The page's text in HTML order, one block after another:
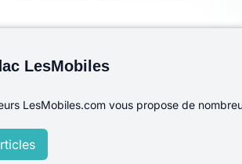
LesMobiles
LesMobiles.com vous propose de